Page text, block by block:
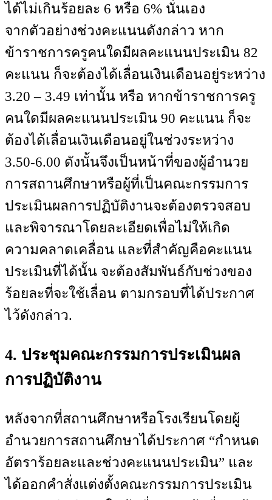
ได้ไม่เกินร้อยละ 6 หรือ 6% นั่นเอง
จากตัวอย่างช่วงคะแนนดังกล่าว หาก
ข้าราชการครูคนใดมีผลคะแนนประเมิน 82
คะแนน ก็จะต้องได้เลื่อนเงินเดือนอยู่ระหว่าง
3.20 – 3.49 เท่านั้น หรือ หากข้าราชการครู
คนใดมีผลคะแนนประเมิน 90 คะแนน ก็จะ
ต้องได้เลื่อนเงินเดือนอยู่ในช่วงระหว่าง
3.50-6.00 ดังนั้นจึงเป็นหน้าที่ของผู้อำนวย
การสถานศึกษาหรือผู้ที่เป็นคณะกรรมการ
ประเมินผลการปฏิบัติงานจะต้องตรวจสอบ
และพิจารณาโดยละเอียดเพื่อไม่ให้เกิด
ความคลาดเคลื่อน และที่สำคัญคือคะแนน
ประเมินที่ได้นั้น จะต้องสัมพันธ์กับช่วงของ
ร้อยละที่จะใช้เลื่อน ตามกรอบที่ได้ประกาศ
ไว้ดังกล่าว.
4. ประชุมคณะกรรมการประเมินผล
การปฏิบัติงาน
หลังจากที่สถานศึกษาหรือโรงเรียนโดยผู้
อำนวยการสถานศึกษาได้ประกาศ “กำหนด
อัตราร้อยละและช่วงคะแนนประเมิน” และ
ได้ออกคำสั่งแต่งตั้งคณะกรรมการประเมิน